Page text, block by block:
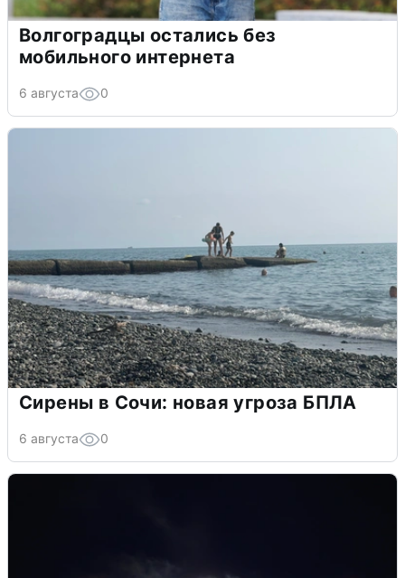
Волгоградцы остались без
мобильного интернета
6 августа 0
Сирены в Сочи: новая угроза БПЛА
6 августа 0